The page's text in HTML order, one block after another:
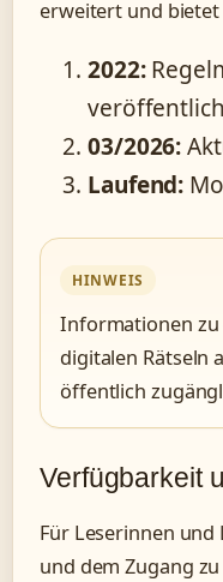
erweitert und
2022:
03/2026:
Laufend:
HINWEIS
Informationen zu
digitalen Rätseln
öffentlich
Verfügbarkeit
Für Leserinnen
und dem Zugang